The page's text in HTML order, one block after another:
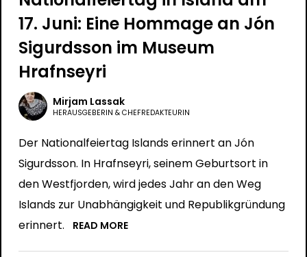
17. Juni: Eine Hommage an Jón
Sigurdsson im Museum
Hrafnseyri
Mirjam Lassak
HERAUSGEBERIN & CHEFREDAKTEURIN
Der Nationalfeiertag Islands erinnert an Jón
Sigurdsson. In Hrafnseyri, seinem Geburtsort in
den Westfjorden, wird jedes Jahr an den Weg
Islands zur Unabhängigkeit und Republikgründung
erinnert.
READ MORE